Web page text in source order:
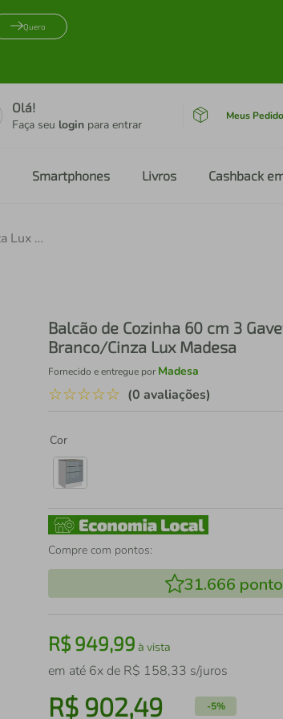
Quero
Olá!
Faça seu login para entrar
Meus
Smartphones Livros Cashback
Balcão de Cozinha 60 cm 3 Gavetas Branco/Cinza Lux Madesa
Balcão de Cozinha 60 cm 3
Branco/Cinza Lux Madesa
Fornecido e entregue por Madesa
☆☆☆☆☆ (0 avaliações)
Cor
Compre com pontos:
31.666
R$949,99 à vista
em até 6x de R$ 158,33 s/juros
R$ 902,49 -5%